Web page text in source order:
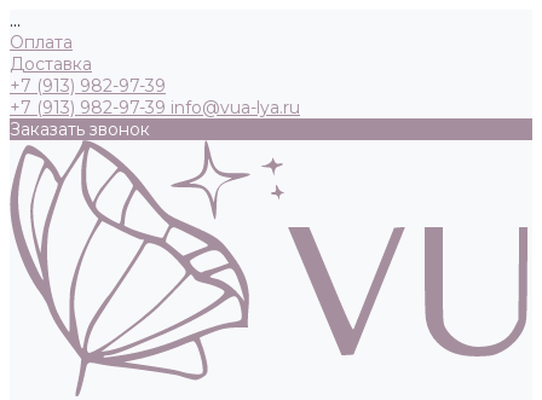
...
Оплата
Доставка
+7 (913) 982-97-39
+7 (913) 982-97-39 info@vua-lya.ru
Заказать звонок